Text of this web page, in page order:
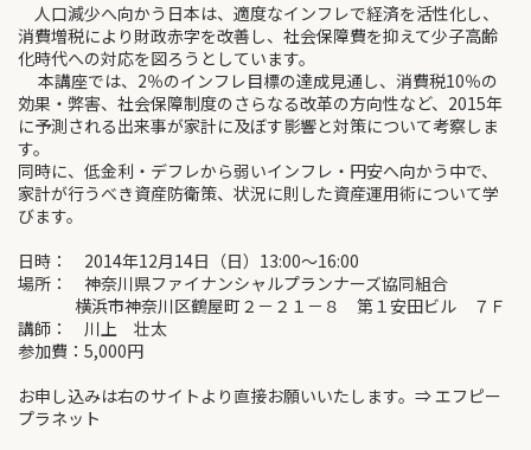
人口減少へ向かう日本は、適度なインフレで経済を活性化し、
消費増税により財政赤字を改善し、社会保障費を抑えて少子高齢
化時代への対応を図ろうとしています。
本講座では、2％のインフレ目標の達成見通し、消費税10％の
効果・弊害、社会保障制度のさらなる改革の方向性など、2015年
に予測される出来事が家計に及ぼす影響と対策について考察しま
す。
同時に、低金利・デフレから弱いインフレ・円安へ向かう中で、
家計が行うべき資産防衛策、状況に則した資産運用術について学
びます。
日時： 2014年12月14日（日）13:00～16:00
場所： 神奈川県ファイナンシャルプランナーズ協同組合
横浜市神奈川区鶴屋町２－２１－８ 第１安田ビル ７Ｆ
講師： 川上 壮太
参加費：5,000円
お申し込みは右のサイトより直接お願いいたします。⇒ エフピー
プラネット